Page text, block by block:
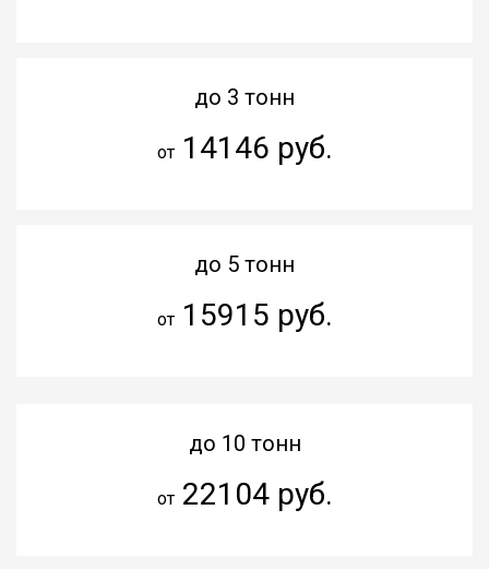
до 3 тонн
от14146 руб.
до 5 тонн
от15915 руб.
до 10 тонн
от22104 руб.